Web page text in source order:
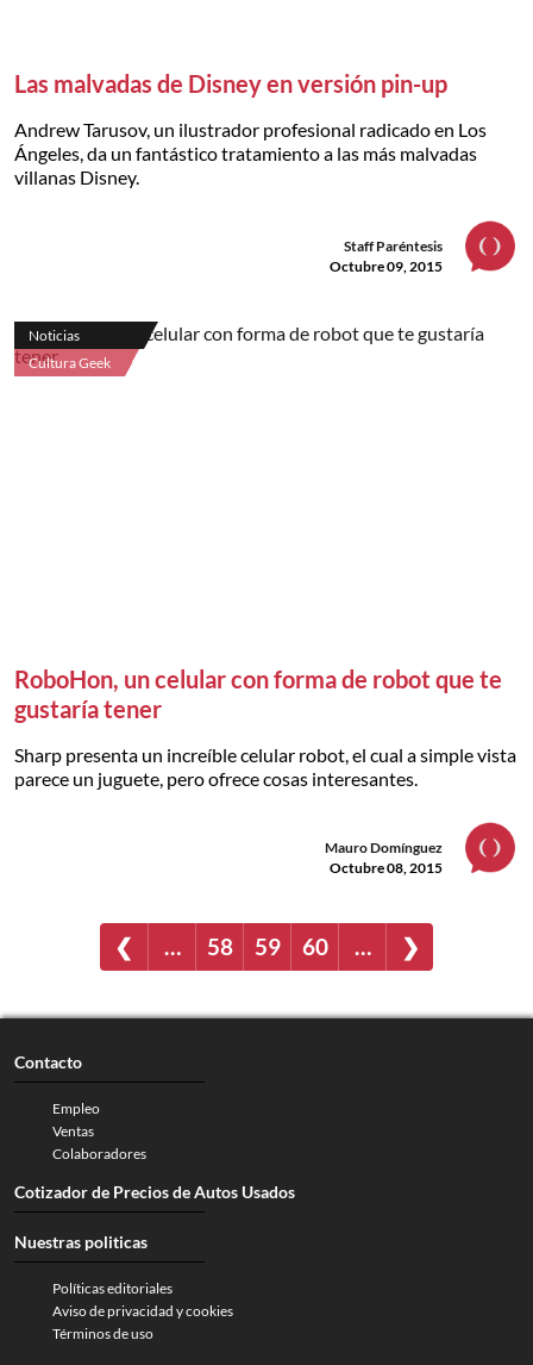
Las malvadas de Disney en versión pin-up
Andrew Tarusov, un ilustrador profesional radicado en Los
Ángeles, da un fantástico tratamiento a las más malvadas
villanas Disney.
Staff Paréntesis
Octubre 09, 2015
Noticias
Cultura Geek
RoboHon, un celular con forma de robot que te
gustaría tener
Sharp presenta un increíble celular robot, el cual a simple vista
parece un juguete, pero ofrece cosas interesantes.
Mauro Domínguez
Octubre 08, 2015
❮ … 58 59 60 … ❯
Contacto
Empleo
Ventas
Colaboradores
Cotizador de Precios de Autos Usados
Nuestras politicas
Políticas editoriales
Aviso de privacidad y cookies
Términos de uso